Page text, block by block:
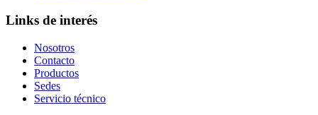
Links de interés
Nosotros
Contacto
Productos
Sedes
Servicio técnico